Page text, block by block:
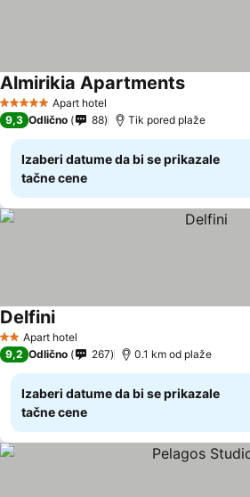
5 ZvezdiceApart hotel
Almirikia ApartmentsPogledaj
9,3 Odlično 88 Tik pored plaže
Izaberi datume da bi se prikazale
tačne cene
2 Zvezdice
Apart hotel
DelfiniPogledaj cene
9,2 Odlično 267 0.1 km od plaže
Izaberi datume da bi se prikazale
tačne cene